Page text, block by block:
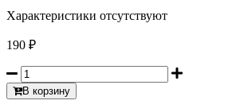
Характеристики отсутствуют
190 ₽
В корзину